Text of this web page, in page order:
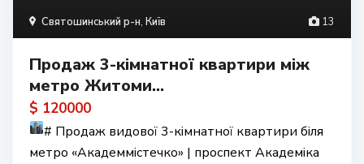
13
Святошинський р-н, Київ
Продаж 3-кімнатної квартири між
метро Житоми...
$ 120000
# Продаж видової 3-кімнатної квартири біля
метро «Академмістечко» | проспект Академіка